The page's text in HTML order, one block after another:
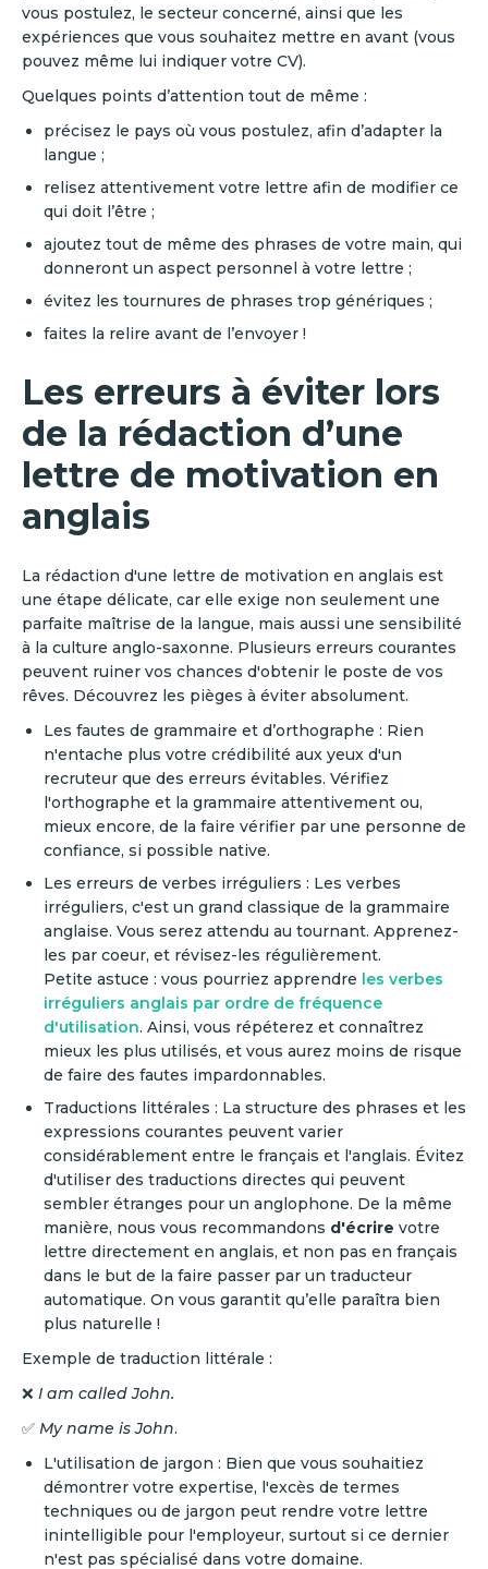
vous postulez, le secteur concerné, ainsi que les
expériences que vous souhaitez mettre en avant (vous
pouvez même lui indiquer votre CV).
Quelques points d’attention tout de même :
précisez le pays où vous postulez, afin d’adapter la
langue ;
relisez attentivement votre lettre afin de modifier ce
qui doit l’être ;
ajoutez tout de même des phrases de votre main, qui
donneront un aspect personnel à votre lettre ;
évitez les tournures de phrases trop génériques ;
faites la relire avant de l’envoyer !
‍Les erreurs à éviter lors
de la rédaction d’une
lettre de motivation en
anglais
‍La rédaction d'une lettre de motivation en anglais est
une étape délicate, car elle exige non seulement une
parfaite maîtrise de la langue, mais aussi une sensibilité
à la culture anglo-saxonne. Plusieurs erreurs courantes
peuvent ruiner vos chances d'obtenir le poste de vos
rêves. Découvrez les pièges à éviter absolument.
Les fautes de grammaire et d’orthographe : Rien
n'entache plus votre crédibilité aux yeux d'un
recruteur que des erreurs évitables. Vérifiez
l'orthographe et la grammaire attentivement ou,
mieux encore, de la faire vérifier par une personne de
confiance, si possible native.
Les erreurs de verbes irréguliers : Les verbes
irréguliers, c'est un grand classique de la grammaire
anglaise. Vous serez attendu au tournant. Apprenez-
les par coeur, et révisez-les régulièrement.
Petite astuce : vous pourriez apprendre les verbes
irréguliers anglais par ordre de fréquence
d'utilisation. Ainsi, vous répéterez et connaîtrez
mieux les plus utilisés, et vous aurez moins de risque
de faire des fautes impardonnables.
Traductions littérales : La structure des phrases et les
expressions courantes peuvent varier
considérablement entre le français et l'anglais. Évitez
d'utiliser des traductions directes qui peuvent
sembler étranges pour un anglophone. De la même
manière, nous vous recommandons d'écrire votre
lettre directement en anglais, et non pas en français
dans le but de la faire passer par un traducteur
automatique. On vous garantit qu’elle paraîtra bien
plus naturelle !
Exemple de traduction littérale :
❌ I am called John.
✅ My name is John.
L'utilisation de jargon : Bien que vous souhaitiez
démontrer votre expertise, l'excès de termes
techniques ou de jargon peut rendre votre lettre
inintelligible pour l'employeur, surtout si ce dernier
n'est pas spécialisé dans votre domaine.